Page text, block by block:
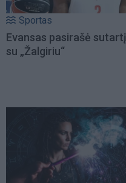
Sportas
Evansas pasirašė sutartį
su „Žalgiriu“